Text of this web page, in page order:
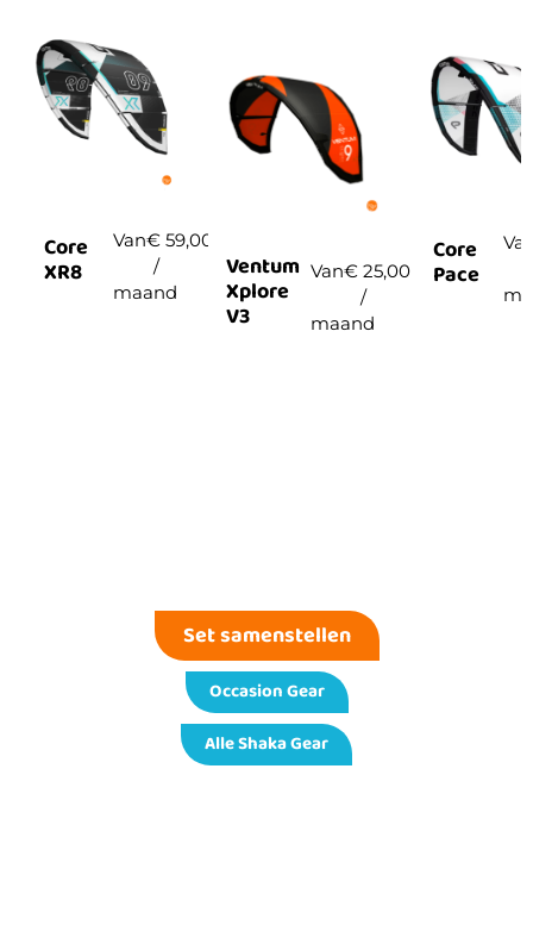
Core
XR8
Van€ 59,00
/
maand
Ventum
Xplore
V3
Van€25,00
/
maand
Core
Pace
Set samenstellen
Occasion Gear
Alle Shaka Gear